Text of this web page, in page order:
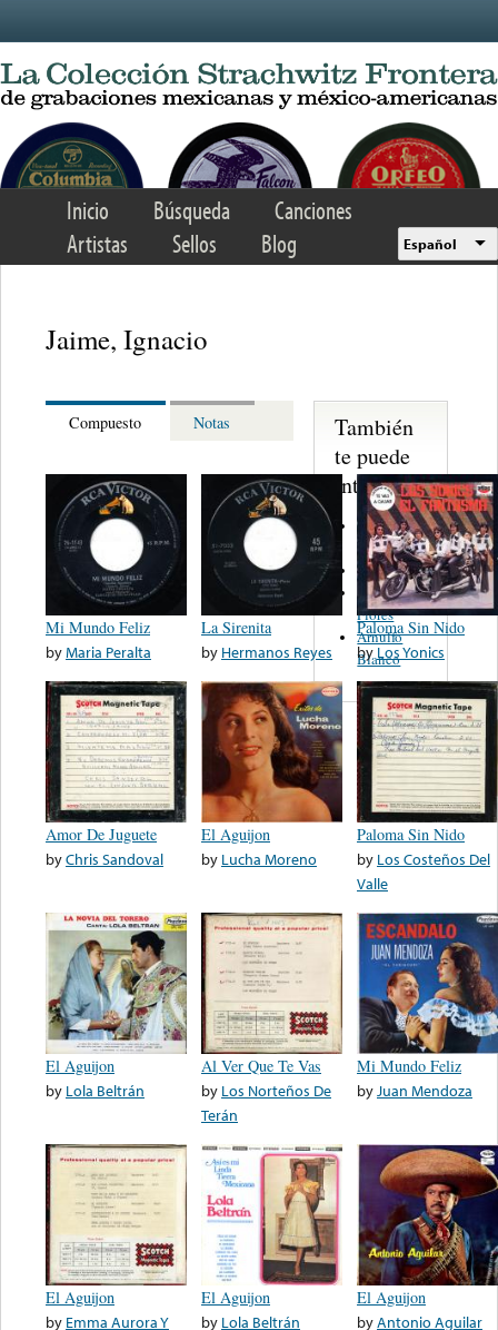
Inicio Búsqueda
Canciones
Artistas
Sellos Blog Español
Jaime, Ignacio
Compuesto Notas
Mi Mundo Feliz
byMaria Peralta
La Sirenita
by Hermanos Reyes
Paloma Sin Nido
byLos Yonics
Amor De Juguete
byChris Sandoval
El Aguijon
by Lucha Moreno
Paloma Sin Nido
by Los Costeños Del
Valle
El Aguijon
by Lola Beltrán
Al Ver Que Te Vas
by Los Norteños De
Terán
Mi Mundo Feliz
byJuan Mendoza
El Aguijon
by Emma Aurora Y
El Aguijon
by Lola Beltrán
El Aguijon
byAntonio Aguilar
También
te puede
interesar...
Roberto
Pulido
Celia Cruz
Cuarteto
Flores
Arnulfo
Blanco